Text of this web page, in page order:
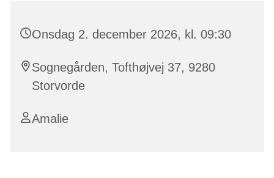
Onsdag 2. december 2026, kl. 09:30
Sognegården, Tofthøjvej 37, 9280
Storvorde
Amalie